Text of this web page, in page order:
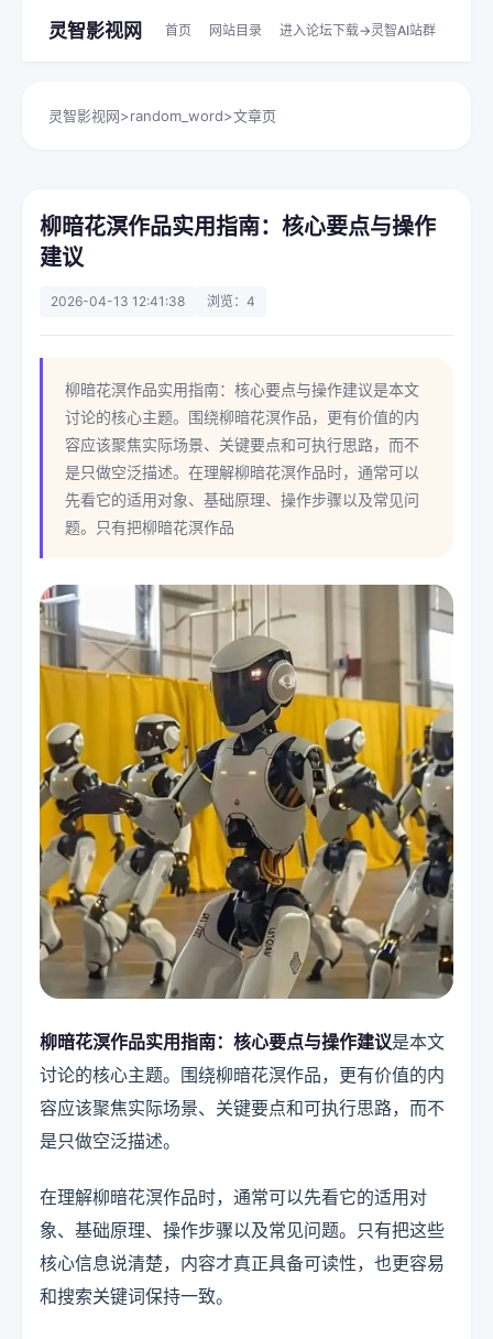
灵智影视网 首页 网站目录 进入论坛下载->灵智AI站群
灵智影视网>random_word>文章页
柳暗花溟作品实用指南：核心要点与操作
建议
2026-04-13 12:41:38 浏览：4
柳暗花溟作品实用指南：核心要点与操作建议是本文
讨论的核心主题。围绕柳暗花溟作品，更有价值的内
容应该聚焦实际场景、关键要点和可执行思路，而不
是只做空泛描述。在理解柳暗花溟作品时，通常可以
先看它的适用对象、基础原理、操作步骤以及常见问
题。只有把柳暗花溟作品
柳暗花溟作品实用指南：核心要点与操作建议是本文
讨论的核心主题。围绕柳暗花溟作品，更有价值的内
容应该聚焦实际场景、关键要点和可执行思路，而不
是只做空泛描述。
在理解柳暗花溟作品时，通常可以先看它的适用对
象、基础原理、操作步骤以及常见问题。只有把这些
核心信息说清楚，内容才真正具备可读性，也更容易
和搜索关键词保持一致。